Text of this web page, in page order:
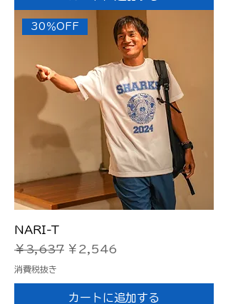
30％OFF
NARI-T
通常価格
￥3,637 セール価格
￥2,546
消費税抜き
カートに追加する